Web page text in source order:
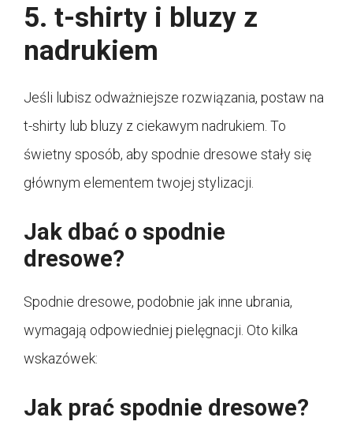
5. t-shirty i bluzy z
nadrukiem
Jeśli lubisz odważniejsze rozwiązania, postaw na
t-shirty lub bluzy z ciekawym nadrukiem. To
świetny sposób, aby spodnie dresowe stały się
głównym elementem twojej stylizacji.
Jak dbać o spodnie
dresowe?
Spodnie dresowe, podobnie jak inne ubrania,
wymagają odpowiedniej pielęgnacji. Oto kilka
wskazówek:
Jak prać spodnie dresowe?